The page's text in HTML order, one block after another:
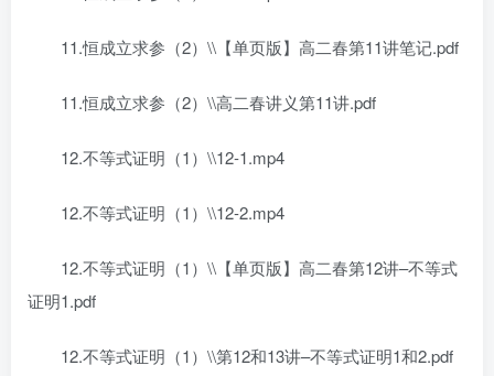
11.恒成立求参（2）\\【单页版】高二春第11讲笔记.pdf
11.恒成立求参（2）\\高二春讲义第11讲.pdf
12.不等式证明（1）\\12-1.mp4
12.不等式证明（1）\\12-2.mp4
12.不等式证明（1）\\【单页版】高二春第12讲–不等式
证明1.pdf
12.不等式证明（1）\\第12和13讲–不等式证明1和2.pdf